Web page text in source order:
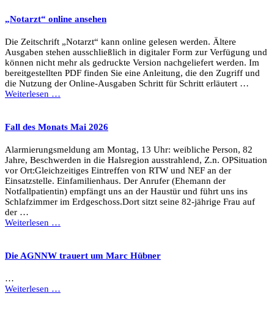
„Notarzt“ online ansehen
Die Zeitschrift „Notarzt“ kann online gelesen werden. Ältere
Ausgaben stehen ausschließlich in digitaler Form zur Verfügung und
können nicht mehr als gedruckte Version nachgeliefert werden. Im
bereitgestellten PDF finden Sie eine Anleitung, die den Zugriff und
die Nutzung der Online-Ausgaben Schritt für Schritt erläutert …
Weiterlesen …
Fall des Monats Mai 2026
Alarmierungsmeldung am Montag, 13 Uhr: weibliche Person, 82
Jahre, Beschwerden in die Halsregion ausstrahlend, Z.n. OPSituation
vor Ort:Gleichzeitiges Eintreffen von RTW und NEF an der
Einsatzstelle. Einfamilienhaus. Der Anrufer (Ehemann der
Notfallpatientin) empfängt uns an der Haustür und führt uns ins
Schlafzimmer im Erdgeschoss.Dort sitzt seine 82-jährige Frau auf
der …
Weiterlesen …
Die AGNNW trauert um Marc Hübner
…
Weiterlesen …